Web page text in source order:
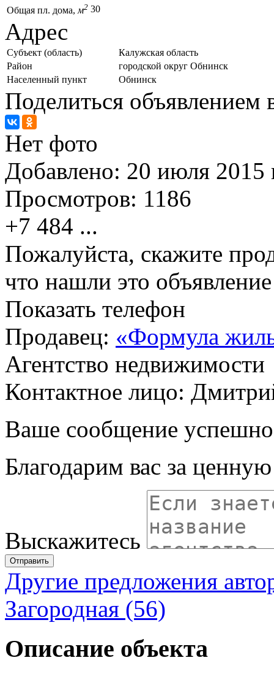
Общая пл. дома, м2 30
Адрес
Субъект (область)
Калужская область
Район
городской округ Обнинск
Населенный пункт
Обнинск
Поделиться объявлением
Нет фото
Добавлено: 20 июля 2015
Просмотров: 1186
+7 484 ...
Пожалуйста, скажите
что нашли это
Показать телефон
Продавец: «Формула
Агентство недвижимости
Контактное лицо:
Ваше сообщение успешно
Благодарим вас за
Выскажитесь
Отправить
Другие предложения
Загородная (56)
Описание объекта